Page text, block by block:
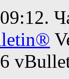
09:12.